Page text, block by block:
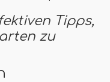
Tipps,
zu